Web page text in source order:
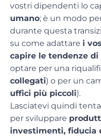
vostri dipendenti lo
umano; è un modo
durante questa
su come adattare i
capire le tendenze di
optare per una
collegati) o per un
uffici più piccoli).
Lasciatevi quindi
per sviluppare
investimenti, fiducia